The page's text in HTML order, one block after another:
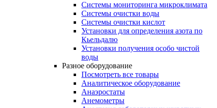
Системы мониторинга микроклимата
Системы очистки воды
Системы очистки кислот
Установки для определения азота по
Кьельдалю
Установки получения особо чистой
воды
Разное оборудование
Посмотреть все товары
Аналитическое оборудование
Анаэростаты
Анемометры